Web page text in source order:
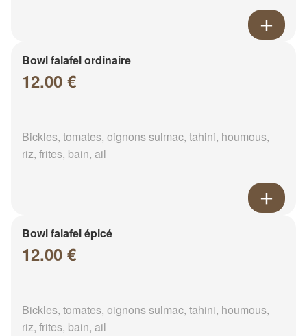
Bowl falafel ordinaire
12.00 €
Bickles, tomates, oignons sulmac, tahini, houmous,
riz, frites, bain, ail
Bowl falafel épicé
12.00 €
Bickles, tomates, oignons sulmac, tahini, houmous,
riz, frites, bain, ail